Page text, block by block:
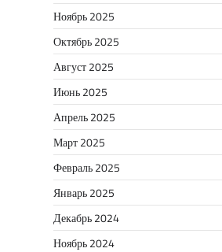
Ноябрь 2025
Октябрь 2025
Август 2025
Июнь 2025
Апрель 2025
Март 2025
Февраль 2025
Январь 2025
Декабрь 2024
Ноябрь 2024